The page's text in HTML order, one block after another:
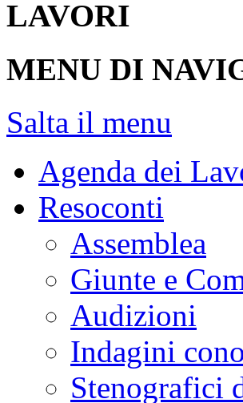
LAVORI
MENU DI
Salta il menu
Agenda dei
Resoconti
Assemblea
Giunte e
Audizioni
Indagini
Stenografici